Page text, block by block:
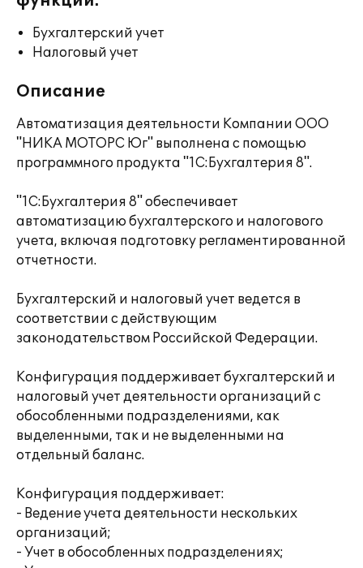
Бухгалтерский учет
Налоговый учет
Описание
Автоматизация деятельности Компании ООО
"НИКА МОТОРС Юг" выполнена с помощью
программного продукта "1С:Бухгалтерия 8".
"1С:Бухгалтерия 8" обеспечивает
автоматизацию бухгалтерского и налогового
учета, включая подготовку регламентированной
отчетности.
Бухгалтерский и налоговый учет ведется в
соответствии с действующим
законодательством Российской Федерации.
Конфигурация поддерживает бухгалтерский и
налоговый учет деятельности организаций с
обособленными подразделениями, как
выделенными, так и не выделенными на
отдельный баланс.
Конфигурация поддерживает:
- Ведение учета деятельности нескольких
организаций;
- Учет в обособленных подразделениях;